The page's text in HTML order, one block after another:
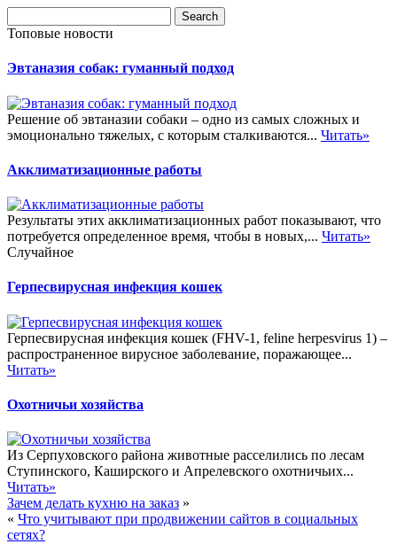
Топовые новости
Эвтаназия собак: гуманный подход
Решение об эвтаназии собаки – одно из самых сложных и
эмоционально тяжелых, с которым сталкиваются... Читать»
Акклиматизационные работы
Результаты этих акклиматизационных работ показывают, что
потребуется определенное время, чтобы в новых,... Читать»
Случайное
Герпесвирусная инфекция кошек
Герпесвирусная инфекция кошек (FHV-1, feline herpesvirus 1) –
распространенное вирусное заболевание, поражающее...
Читать»
Охотничьи хозяйства
Из Серпуховского района животные расселились по лесам
Ступинского, Каширского и Апрелевского охотничьих...
Читать»
Зачем делать кухню на заказ »
« Что учитывают при продвижении сайтов в социальных
сетях?